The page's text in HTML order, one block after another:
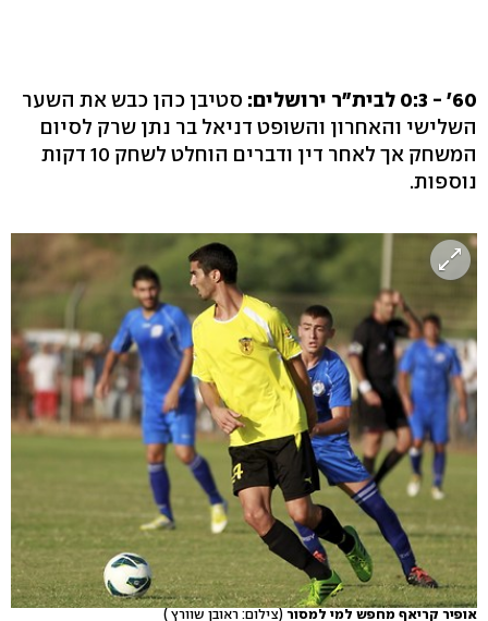
60' - 0:3 לבית"ר ירושלים:
סטיבן כהן כבש את השער
השלישי והאחרון והשופט דניאל בר נתן שרק לסיום
המשחק אך לאחר דין ודברים הוחלט לשחק 10 דקות
נוספות.
אופיר קריאף מחפש למי למסור (צילום: ראובן שוורץ )